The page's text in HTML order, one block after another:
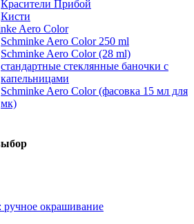
Красители Прибой
Кисти
Aero Color
Schminke Aero Color 250 ml
Schminke Aero Color (28 ml)
стандартные стеклянные баночки с
капельницами
Schminke Aero Color (фасовка 15 мл для
мк)
окрашивание